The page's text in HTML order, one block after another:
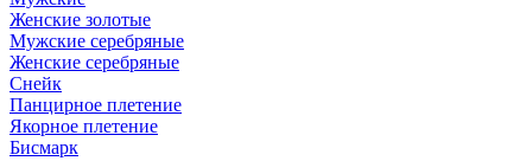
Женские золотые
Мужские серебряные
Женские серебряные
Снейк
Панцирное плетение
Якорное плетение
Бисмарк